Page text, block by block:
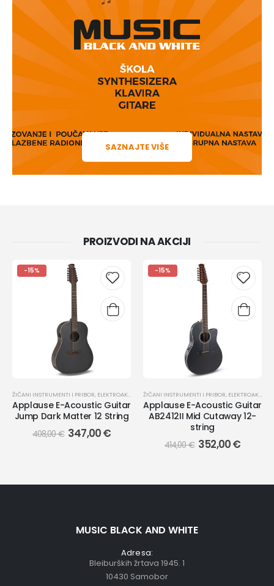
SAZNAJTE VIŠE
PROIZVODI NA AKCIJI
-15%
ŽIČANI INSTRUMENTI I PRIBOR, ELEKTROAKUSTIČNE GITARE
Applause E-Acoustic Guitar
Jump Dark Matter 12 String
408,00€ 347,00€
-15%
ŽIČANI INSTRUMENTI I PRIBOR, ELEKTROAKUSTIČNE GITARE
Applause E-Acoustic Guitar
AB2412II Mid Cutaway 12-
string
414,00€ 352,00€
MUSIC BLACK AND WHITE
Adresa:
Bleiburških žrtava 1945. 1
10430 Samobor